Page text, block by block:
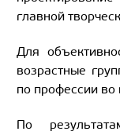
главной
Для
возрастные
по профессии
По